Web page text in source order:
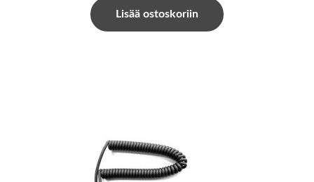
Lisää ostoskoriin